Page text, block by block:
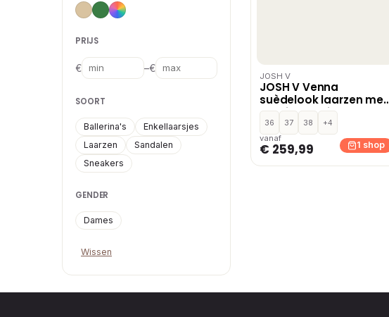
PRIJS
€ –€
SOORT
Ballerina's
Enkellaarsjes
Laarzen
Sandalen
Sneakers
GENDER
Dames
Wissen
JOSH V
JOSH V Venna
suèdelook laarzen met
hak lichtkaki
36 37 38
+4
vanaf
€ 259,99 1 shop